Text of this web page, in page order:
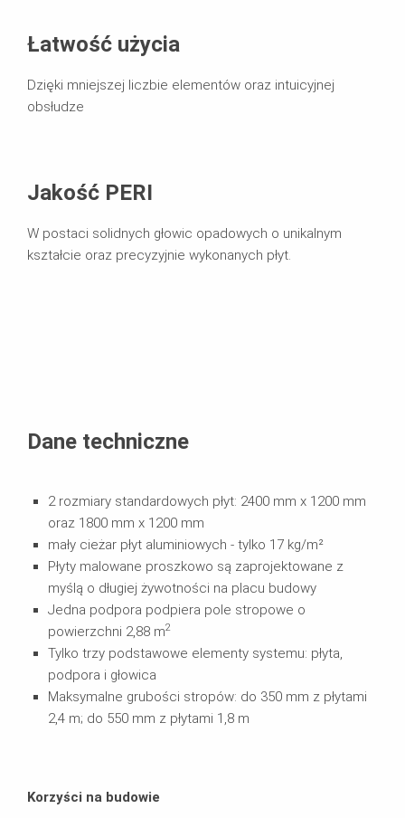
Łatwość użycia
Dzięki mniejszej liczbie elementów oraz intuicyjnej
obsłudze
Jakość PERI
W postaci solidnych głowic opadowych o unikalnym
kształcie oraz precyzyjnie wykonanych płyt.
Dane techniczne
2 rozmiary standardowych płyt: 2400 mm x 1200 mm
oraz 1800 mm x 1200 mm
mały cieżar płyt aluminiowych - tylko 17 kg/m²
Płyty malowane proszkowo są zaprojektowane z
myślą o długiej żywotności na placu budowy
Jedna podpora podpiera pole stropowe o
powierzchni 2,88 m2
Tylko trzy podstawowe elementy systemu: płyta,
podpora i głowica
Maksymalne grubości stropów: do 350 mm z płytami
2,4 m; do 550 mm z płytami 1,8 m
Korzyści na budowie